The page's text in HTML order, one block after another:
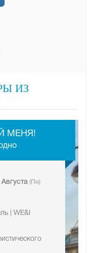
ИЗ
МЕНЯ!
Августа (Пн)
| WE&I
-